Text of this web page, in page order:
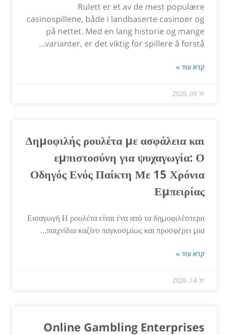
Rulett er et av de mest populære
casinospillene, både i landbaserte casinoer og
på nettet. Med en lang historie og mange
varianter, er det viktig for spillere å forstå...
קרא עוד »
יול 09, 2026
Δημοφιλής ρουλέτα με ασφάλεια και
εμπιστοσύνη για ψυχαγωγία: Ο
Οδηγός Ενός Παίκτη Με 15 Χρόνια
Εμπειρίας
Εισαγωγή Η ρουλέτα είναι ένα από τα δημοφιλέστερα
παιχνίδια καζίνο παγκοσμίως και προσφέρει μια...
קרא עוד »
יול 14, 2026
Online Gambling Enterprises